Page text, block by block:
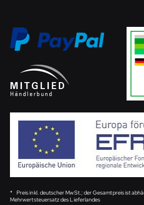
* Preis inkl. deutscher MwSt.; der Gesamtpreis ist
Mehrwertsteuersatz des Lieferlandes